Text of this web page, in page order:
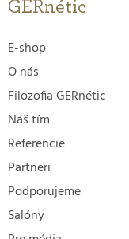
GERnétic
E-shop
O nás
Filozofia GERnétic
Náš tím
Referencie
Partneri
Podporujeme
Salóny